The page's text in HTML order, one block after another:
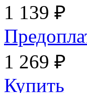
1 139 ₽
1 269 ₽
Купить